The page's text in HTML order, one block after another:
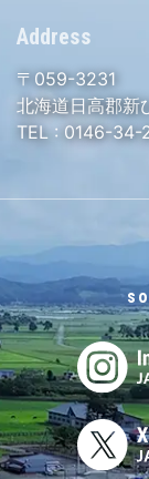
Address
〒059-3231
北海道日高郡新
TEL : 0146-34-